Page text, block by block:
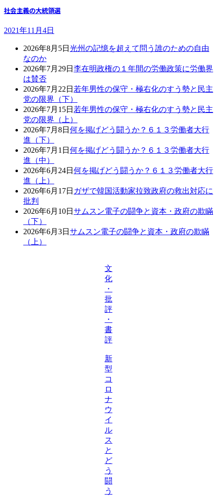
社会主義の大統領選
2021年11月4日
2026年8月5日 光州の記憶を超えて問う誰のための自由
なのか
2026年7月29日 李在明政権の１年間の労働政策に労働界
は賛否
2026年7月22日 若年男性の保守・極右化のすう勢と民主
党の限界（下）
2026年7月15日 若年男性の保守・極右化のすう勢と民主
党の限界（上）
2026年7月8日 何を掲げどう闘うか？６１３労働者大行
進（下）
2026年7月1日 何を掲げどう闘うか？６１３労働者大行
進（中）
2026年6月24日 何を掲げどう闘うか？６１３労働者大行
進（上）
2026年6月17日 ガザで韓国活動家拉致政府の救出対応に
批判
2026年6月10日 サムスン電子の闘争と資本・政府の欺瞞
（下）
2026年6月3日 サムスン電子の闘争と資本・政府の欺瞞
（上）
文
化
・
批
評
・
書
評
新
型
コ
ロ
ナ
ウ
イ
ル
ス
と
ど
う
闘
う